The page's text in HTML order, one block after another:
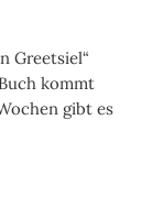
Greetsiel“
kommt
gibt es